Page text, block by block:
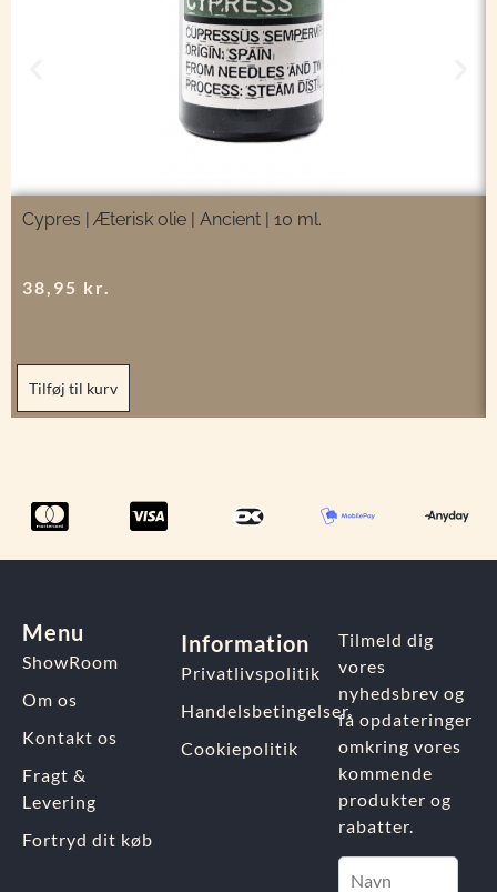
Cypres | Æterisk olie | Ancient | 10 ml.
38,95 kr.
Tilføj til kurv
Menu
ShowRoom
Om os
Kontakt os
Fragt &
Levering
Fortryd dit køb
Information
Privatlivspolitik
Handelsbetingelser
Cookiepolitik
Tilmeld dig
vores
nyhedsbrev og
få opdateringer
omkring vores
kommende
produkter og
rabatter.